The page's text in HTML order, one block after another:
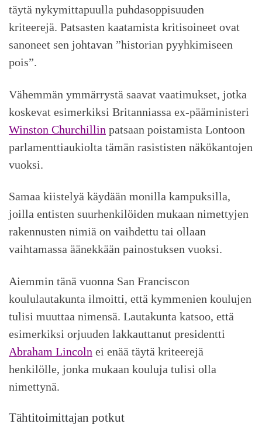
täytä nykymittapuulla puhdasoppisuuden
kriteerejä. Patsasten kaatamista kritisoineet ovat
sanoneet sen johtavan ”historian pyyhkimiseen
pois”.
Vähemmän ymmärrystä saavat vaatimukset, jotka
koskevat esimerkiksi Britanniassa ex-pääministeri
Winston Churchillin patsaan poistamista Lontoon
parlamenttiaukiolta tämän rasististen näkökantojen
vuoksi.
Samaa kiistelyä käydään monilla kampuksilla,
joilla entisten suurhenkilöiden mukaan nimettyjen
rakennusten nimiä on vaihdettu tai ollaan
vaihtamassa äänekkään painostuksen vuoksi.
Aiemmin tänä vuonna San Franciscon
koululautakunta ilmoitti, että kymmenien koulujen
tulisi muuttaa nimensä. Lautakunta katsoo, että
esimerkiksi orjuuden lakkauttanut presidentti
Abraham Lincoln ei enää täytä kriteerejä
henkilölle, jonka mukaan kouluja tulisi olla
nimettynä.
Tähtitoimittajan potkut